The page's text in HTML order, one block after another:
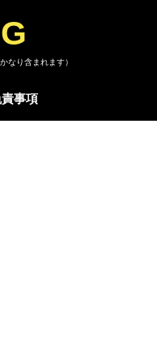
なり含まれます）
事項